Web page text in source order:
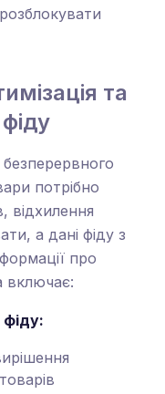
та
потрібно
відхилення
а дані фіду з
про
включає: